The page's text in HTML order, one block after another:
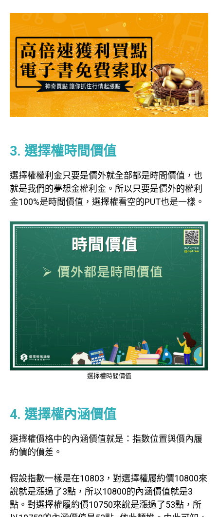
3. 選擇權時間價值
選擇權權利金只要是價外就全部都是時間價值，也
就是我們的夢想金權利金。所以只要是價外的權利
金100%是時間價值，選擇權看空的PUT也是一樣。
選擇權時間價值
4. 選擇權內涵價值
選擇權價格中的內涵價值就是：指數位置與價內履
約價的價差。
假設指數一樣是在10803，對選擇權履約價10800來
說就是漲過了3點，所以10800的內涵價值就是3
點。對選擇權履約價10750來說是漲過了53點，所